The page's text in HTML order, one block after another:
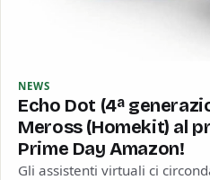
NEWS
Echo Dot (4ª
Meross (Homekit) al
Prime Day Amazon!
Gli assistenti virtuali ci